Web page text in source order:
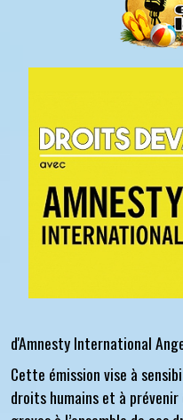
d'Amnesty International
Cette émission vise à
droits humains et à